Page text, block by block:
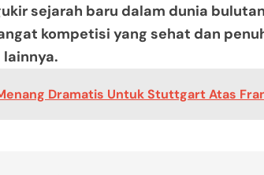
sejarah baru dalam dunia
kompetisi yang sehat dan
Dramatis Untuk Stuttgart Atas